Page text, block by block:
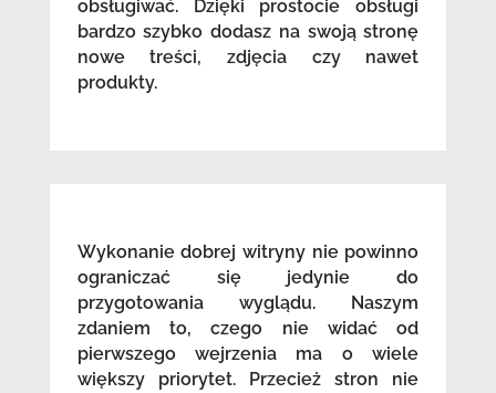
obsługiwać. Dzięki prostocie obsługi
bardzo szybko dodasz na swoją stronę
nowe treści, zdjęcia czy nawet
produkty.
Wykonanie dobrej witryny nie powinno
ograniczać się jedynie do
przygotowania wyglądu. Naszym
zdaniem to, czego nie widać od
pierwszego wejrzenia ma o wiele
większy priorytet. Przecież stron nie